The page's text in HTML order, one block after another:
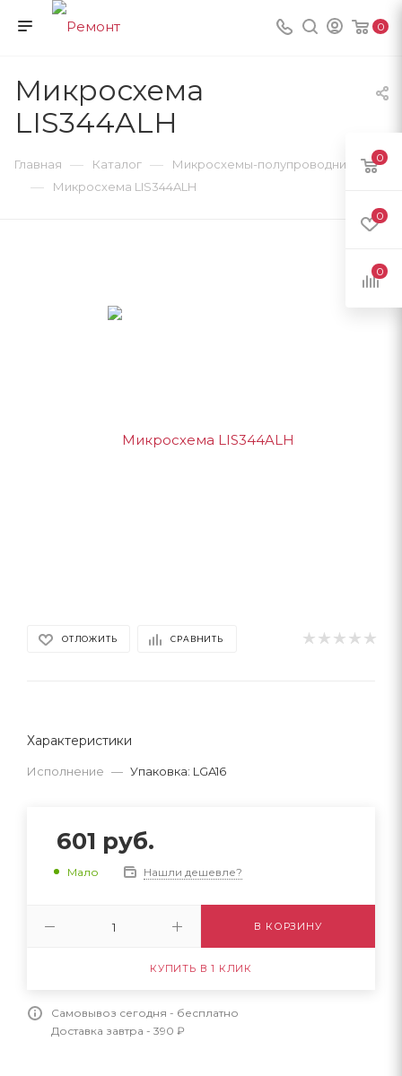
0
Микросхема
LIS344ALH
Главная — Каталог — Микросхемы-полупроводники
— Микросхема LIS344ALH
ОТЛОЖИТЬ СРАВНИТЬ
Характеристики
Исполнение — Упаковка: LGA16
601 руб.
Мало Нашли дешевле?
В КОРЗИНУ
КУПИТЬ В 1 КЛИК
Самовывоз сегодня - бесплатно
Доставка завтра - 390 ₽
0
0
0